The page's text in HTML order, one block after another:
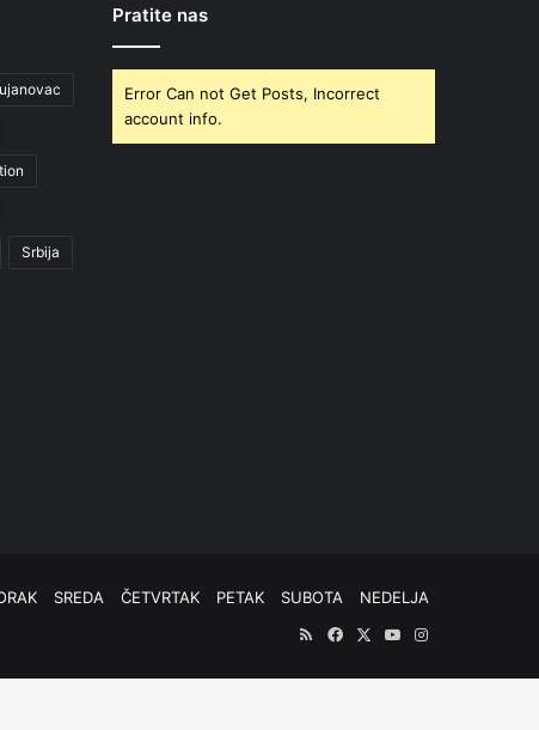
Srbija
Pratite nas
Error Can not Get Posts, Incorrect
account info.
SREDA ČETVRTAK PETAK SUBOTA
NEDELJA
RSSFacebook
X YouTubeInstagram